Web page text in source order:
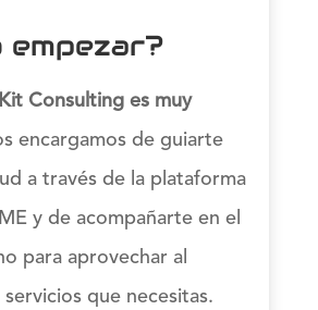
empezar?
Consulting es muy
encargamos de guiarte
a través de la plataforma
y de acompañarte en el
para aprovechar al
servicios que necesitas.